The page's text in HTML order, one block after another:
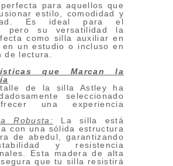
para aquellos que
estilo, comodidad y
Es ideal para el
pero su versatilidad la
como silla auxiliar en
un estudio o incluso en
de lectura.
que Marcan la
de la silla Astley ha
seleccionado
una experiencia
Robusta: La silla está
con una sólida estructura
de abedul, garantizando
y resistencia
Esta madera de alta
que tu silla resistirá